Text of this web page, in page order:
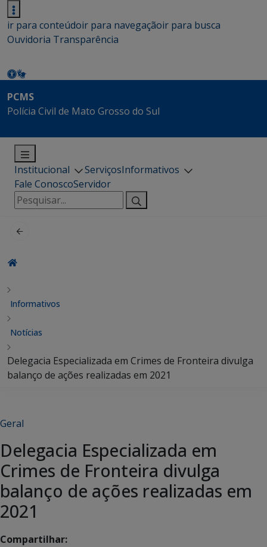
ir para conteúdoir para navegaçãoir para busca
Ouvidoria Transparência
PCMS
Polícia Civil de Mato Grosso do Sul
Institucional ServiçosInformativos
Fale ConoscoServidor
Pesquisar
por:
Informativos
Notícias
Delegacia Especializada em Crimes de Fronteira divulga
balanço de ações realizadas em 2021
Geral
Delegacia Especializada em
Crimes de Fronteira divulga
balanço de ações realizadas em
2021
Compartilhar: